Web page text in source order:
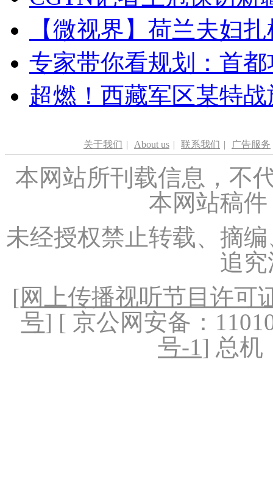
【微视界】荷兰夫妇
专家带你看规划：首
超燃！西藏军区某特
关于我们 | About us | 联系我们 | 广告服务
本网站所刊载信息，不
本网站稿
未经授权禁止转载、摘
追
[网上传播视听节目许可
号] [ 京公网安备：
号-1] 总机